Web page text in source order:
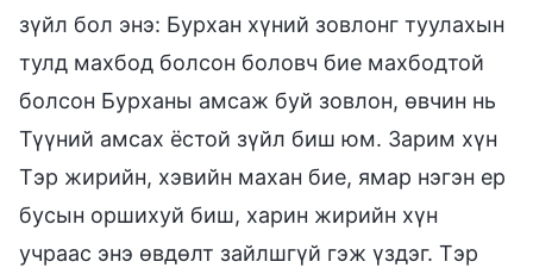
зүйл бол энэ: Бурхан хүний зовлонг туулахын
тулд махбод болсон боловч бие махбодтой
болсон Бурханы амсаж буй зовлон, өвчин нь
Түүний амсах ёстой зүйл биш юм. Зарим хүн
Тэр жирийн, хэвийн махан бие, ямар нэгэн ер
бусын оршихуй биш, харин жирийн хүн
учраас энэ өвдөлт зайлшгүй гэж үздэг. Тэр